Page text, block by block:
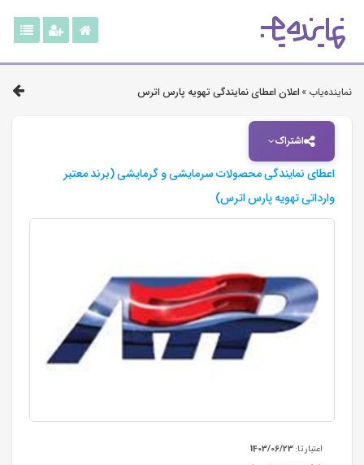
نماینده‌یاب » اعلان اعطای نمایندگی تهویه پارس اترس
اشتراک
اعطای نمایندگی محصولات سرمایشی و گرمایشی (برند معتبر
وارداتی تهویه پارس اترس)
اعتبار تا:1403/06/23